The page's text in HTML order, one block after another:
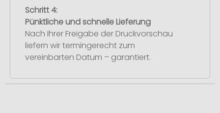
Schritt 4:
Pünktliche und schnelle Lieferung
Nach Ihrer Freigabe der Druckvorschau
liefern wir termingerecht zum
vereinbarten Datum – garantiert.